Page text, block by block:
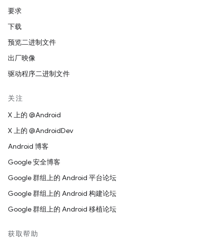
要求
下载
预览二进制文件
出厂映像
驱动程序二进制文件
关注
X 上的 @Android
X 上的 @AndroidDev
Android 博客
Google 安全博客
Google 群组上的 Android 平台论坛
Google 群组上的 Android 构建论坛
Google 群组上的 Android 移植论坛
获取帮助